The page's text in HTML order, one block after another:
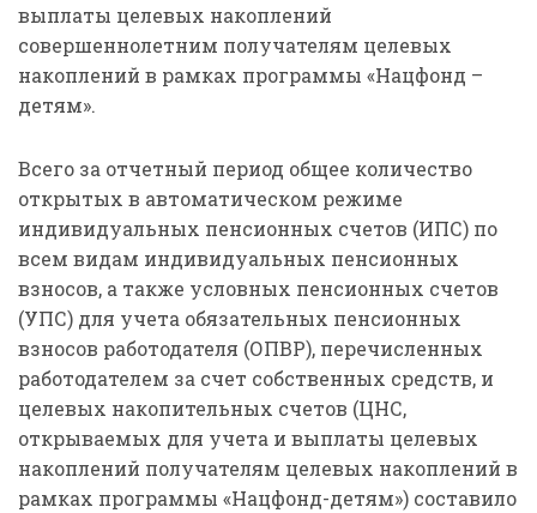
выплаты целевых накоплений
совершеннолетним получателям целевых
накоплений в рамках программы «Нацфонд –
детям».
Всего за отчетный период общее количество
открытых в автоматическом режиме
индивидуальных пенсионных счетов (ИПС) по
всем видам индивидуальных пенсионных
взносов, а также условных пенсионных счетов
(УПС) для учета обязательных пенсионных
взносов работодателя (ОПВР), перечисленных
работодателем за счет собственных средств, и
целевых накопительных счетов (ЦНС,
открываемых для учета и выплаты целевых
накоплений получателям целевых накоплений в
рамках программы «Нацфонд-детям») составило